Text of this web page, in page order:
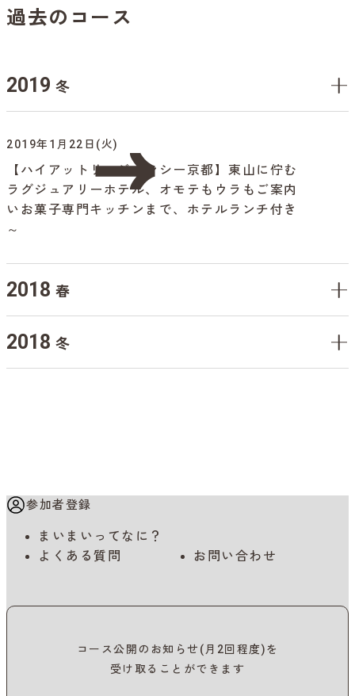
過去のコース
2019 冬
2019年1月22日(火)
【ハイアットリージェンシー京都】東山に佇む
ラグジュアリーホテル、オモテもウラもご案内
いお菓子専門キッチンまで、ホテルランチ付き
～
2018 春
2018 冬
参加者登録
まいまいってなに？
よくある質問
お問い合わせ
コース公開のお知らせ(月2回程度)を
受け取ることができます